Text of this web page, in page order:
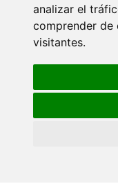
analizar el
comprender de
visitantes.